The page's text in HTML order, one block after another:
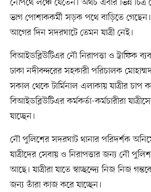
নৌপথে লঞ্চে যেতেন। অথচ এবার ভিন্ন চিত্র
ভাগ পোশাককর্মী সড়ক পথে বাড়িতে
আগের দিন সদরঘাটে তেমন যাত্রী নেই।
বিআইডব্লিউটিএর নৌ নিরাপত্তা ও ট্রাফিক
ঢাকা নদীবন্দরের সহকারী পরিচালক
সকাল থেকে টার্মিনাল এলাকায় যাত্রীর
বিআইডব্লিউটিএর কর্মকর্তা-কর্মচারীরা
যাচ্ছেন।
নৌ পুলিশের সদরঘাট থানার পরিদর্শক
যাত্রীদের সেবায় ও নিরাপত্তার জন্য নৌ
আছে। যাত্রীরা যাতে স্বাচ্ছন্দ্যে নিজ নিজ
জন্য তাঁরা কাজ করে যাচ্ছেন।